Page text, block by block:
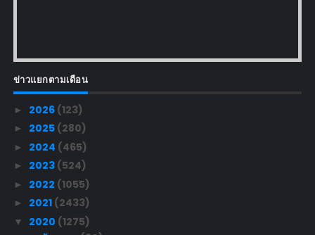
ข่าวแยกตามเดือน
► 2026 (123)
► 2025 (280)
► 2024 (465)
► 2023 (524)
► 2022 (1055)
► 2021 (2433)
▼ 2020 (1275)